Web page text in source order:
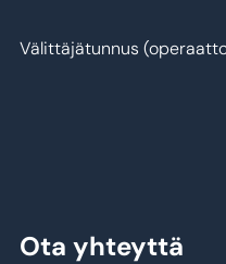
Välittäjätunnus
Ota yhteyttä